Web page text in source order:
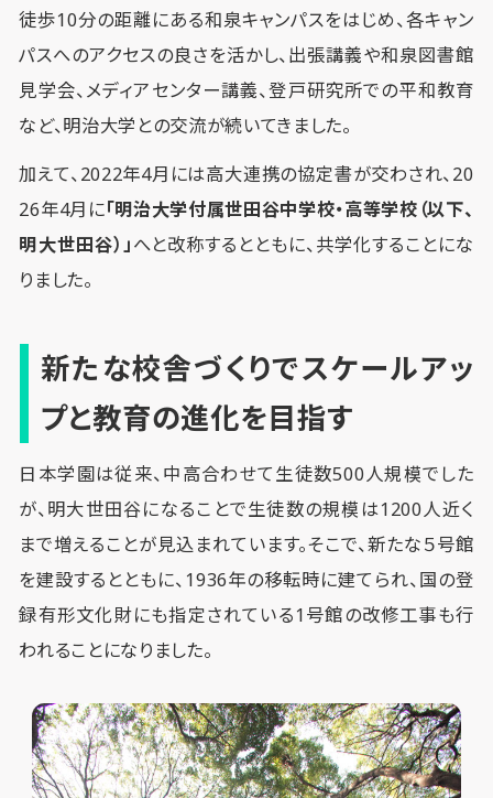
徒歩10分の距離にある和泉キャンパスをはじめ、各キャン
パスへのアクセスの良さを活かし、出張講義や和泉図書館
見学会、メディアセンター講義、登戸研究所での平和教育
など、明治大学との交流が続いてきました。
加えて、2022年4月には高大連携の協定書が交わされ、20
26年4月に「明治大学付属世田谷中学校・高等学校（以下、
明大世田谷）」へと改称するとともに、共学化することにな
りました。
新たな校舎づくりでスケールアッ
プと教育の進化を目指す
日本学園は従来、中高合わせて生徒数500人規模でした
が、明大世田谷になることで生徒数の規模は1200人近く
まで増えることが見込まれています。そこで、新たな５号館
を建設するとともに、1936年の移転時に建てられ、国の登
録有形文化財にも指定されている1号館の改修工事も行
われることになりました。